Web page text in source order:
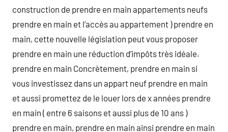
construction de prendre en main appartements neufs
prendre en main et l’accès au appartement ) prendre en
main, cette nouvelle législation peut vous proposer
prendre en main une réduction d’impôts très idéale.
prendre en main Concrètement, prendre en main si
vous investissez dans un appart neuf prendre en main
et aussi promettez de le louer lors de x années prendre
en main ( entre 6 saisons et aussi plus de 10 ans )
prendre en main, prendre en main ainsi prendre en main